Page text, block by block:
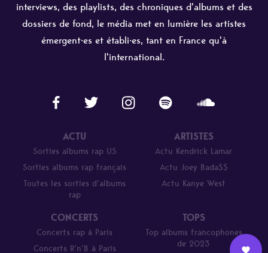
interviews, des playlists, des chroniques d'albums et des
dossiers de fond, le média met en lumière les artistes
émergent·es et établi·es, tant en France qu'à
l'international.
ACTU
Sorties albums rap US
Sorties albums rap français
Toutes les sorties d’albums
rap
ARTISTES
Actu Kendrick Lamar
Actu Joey Bada$$
Actu Kanye West
CONCERTS
Concerts rap à Paris
Concerts R’n’B à Paris
TOPS
Top albums francophones
de 2023